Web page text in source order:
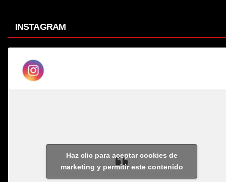
INSTAGRAM
Haz clic para aceptar cookies de
marketing y permitir este contenido